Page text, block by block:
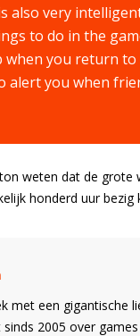
also very
to do in the
when you return to
alert you when
weten dat de grote
honderd uur bezig
met een gigantische
sinds 2005 over